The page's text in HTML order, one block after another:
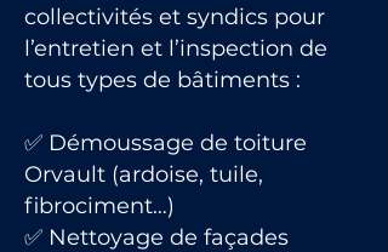
collectivités et syndics pour
l’entretien et l’inspection de
tous types de bâtiments :
✅ Démoussage de toiture
Orvault (ardoise, tuile,
fibrociment…)
✅ Nettoyage de façades